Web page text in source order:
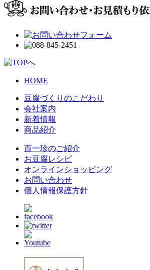
HOME
豆腐づくりのこだわり
会社案内
新着情報
商品紹介
百一珍のご紹介
お豆腐レシピ
オンラインショッピング
お問い合わせ
個人情報保護方針